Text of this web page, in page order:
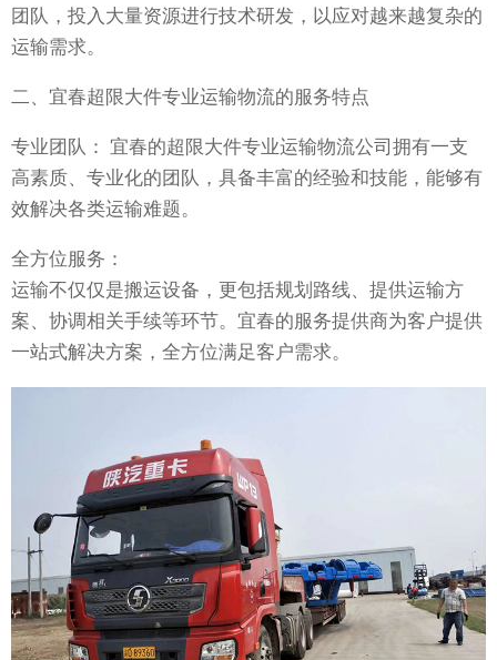
团队，投入大量资源进行技术研发，以应对越来越复杂的
运输需求。
二、宜春超限大件专业运输物流的服务特点
专业团队： 宜春的超限大件专业运输物流公司拥有一支
高素质、专业化的团队，具备丰富的经验和技能，能够有
效解决各类运输难题。
全方位服务：
运输不仅仅是搬运设备，更包括规划路线、提供运输方
案、协调相关手续等环节。宜春的服务提供商为客户提供
一站式解决方案，全方位满足客户需求。